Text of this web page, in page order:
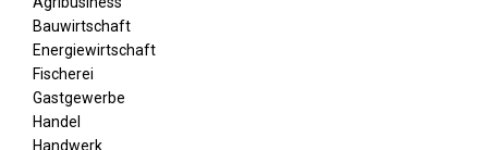
Bauwirtschaft
Energiewirtschaft
Fischerei
Gastgewerbe
Handel
Handwerk